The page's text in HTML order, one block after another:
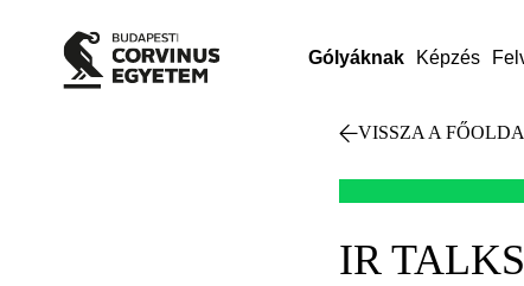
Gólyáknak Képzés
VISSZA A
IR